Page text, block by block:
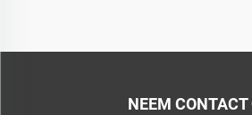
NEEM CONTACT